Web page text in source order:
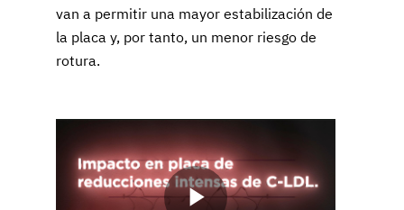
van a permitir una mayor estabilización de
la placa y, por tanto, un menor riesgo de
rotura.